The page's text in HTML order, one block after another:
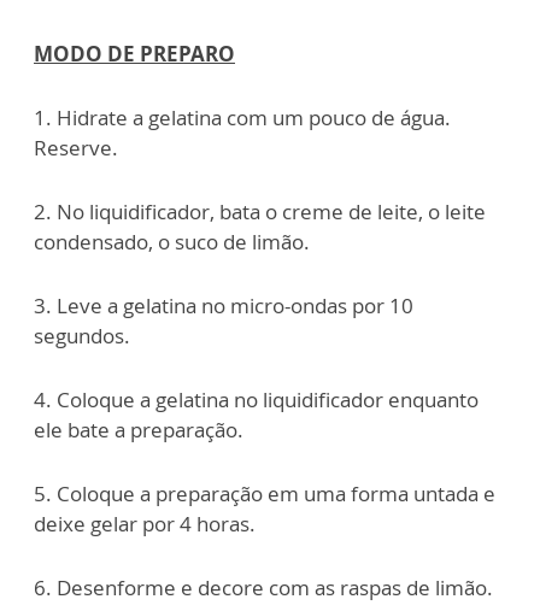
MODO DE PREPARO
1. Hidrate a gelatina com um pouco de água.
Reserve.
2. No liquidificador, bata o creme de leite, o leite
condensado, o suco de limão.
3. Leve a gelatina no micro-ondas por 10
segundos.
4. Coloque a gelatina no liquidificador enquanto
ele bate a preparação.
5. Coloque a preparação em uma forma untada e
deixe gelar por 4 horas.
6. Desenforme e decore com as raspas de limão.